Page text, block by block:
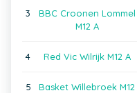
3
BBC Croonen Lommel
M12 A
4 Red Vic Wilrijk M12 A
5
Basket Willebroek M12